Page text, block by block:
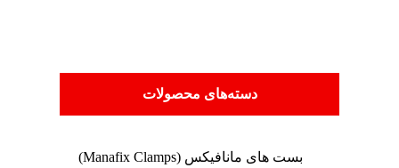
دسته‌های محصولات
بست های مانافیکس (Manafix Clamps)